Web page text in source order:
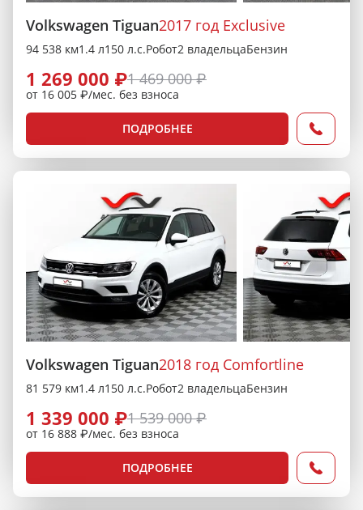
Volkswagen Tiguan2017 год Exclusive
94 538 км1.4 л150 л.с.Робот2 владельцаБензин
1 269 000 ₽1 469 000 ₽
от 16 005 ₽/мес. без взноса
ПОДРОБНЕЕ
Volkswagen Tiguan2018 год Comfortline
81 579 км1.4 л150 л.с.Робот2 владельцаБензин
1 339 000 ₽1 539 000 ₽
от 16 888 ₽/мес. без взноса
ПОДРОБНЕЕ